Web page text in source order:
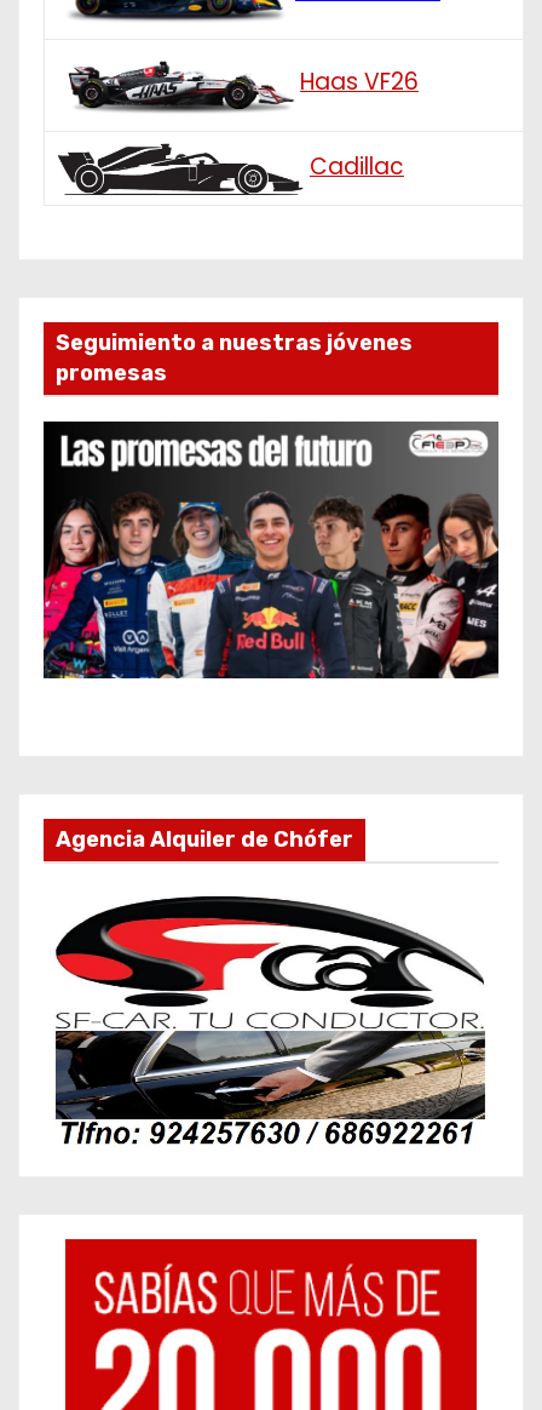
Haas VF26
Cadillac
Seguimiento a nuestras jóvenes
promesas
Agencia Alquiler de Chófer